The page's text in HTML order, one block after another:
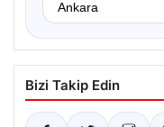
Bizi Takip Edin